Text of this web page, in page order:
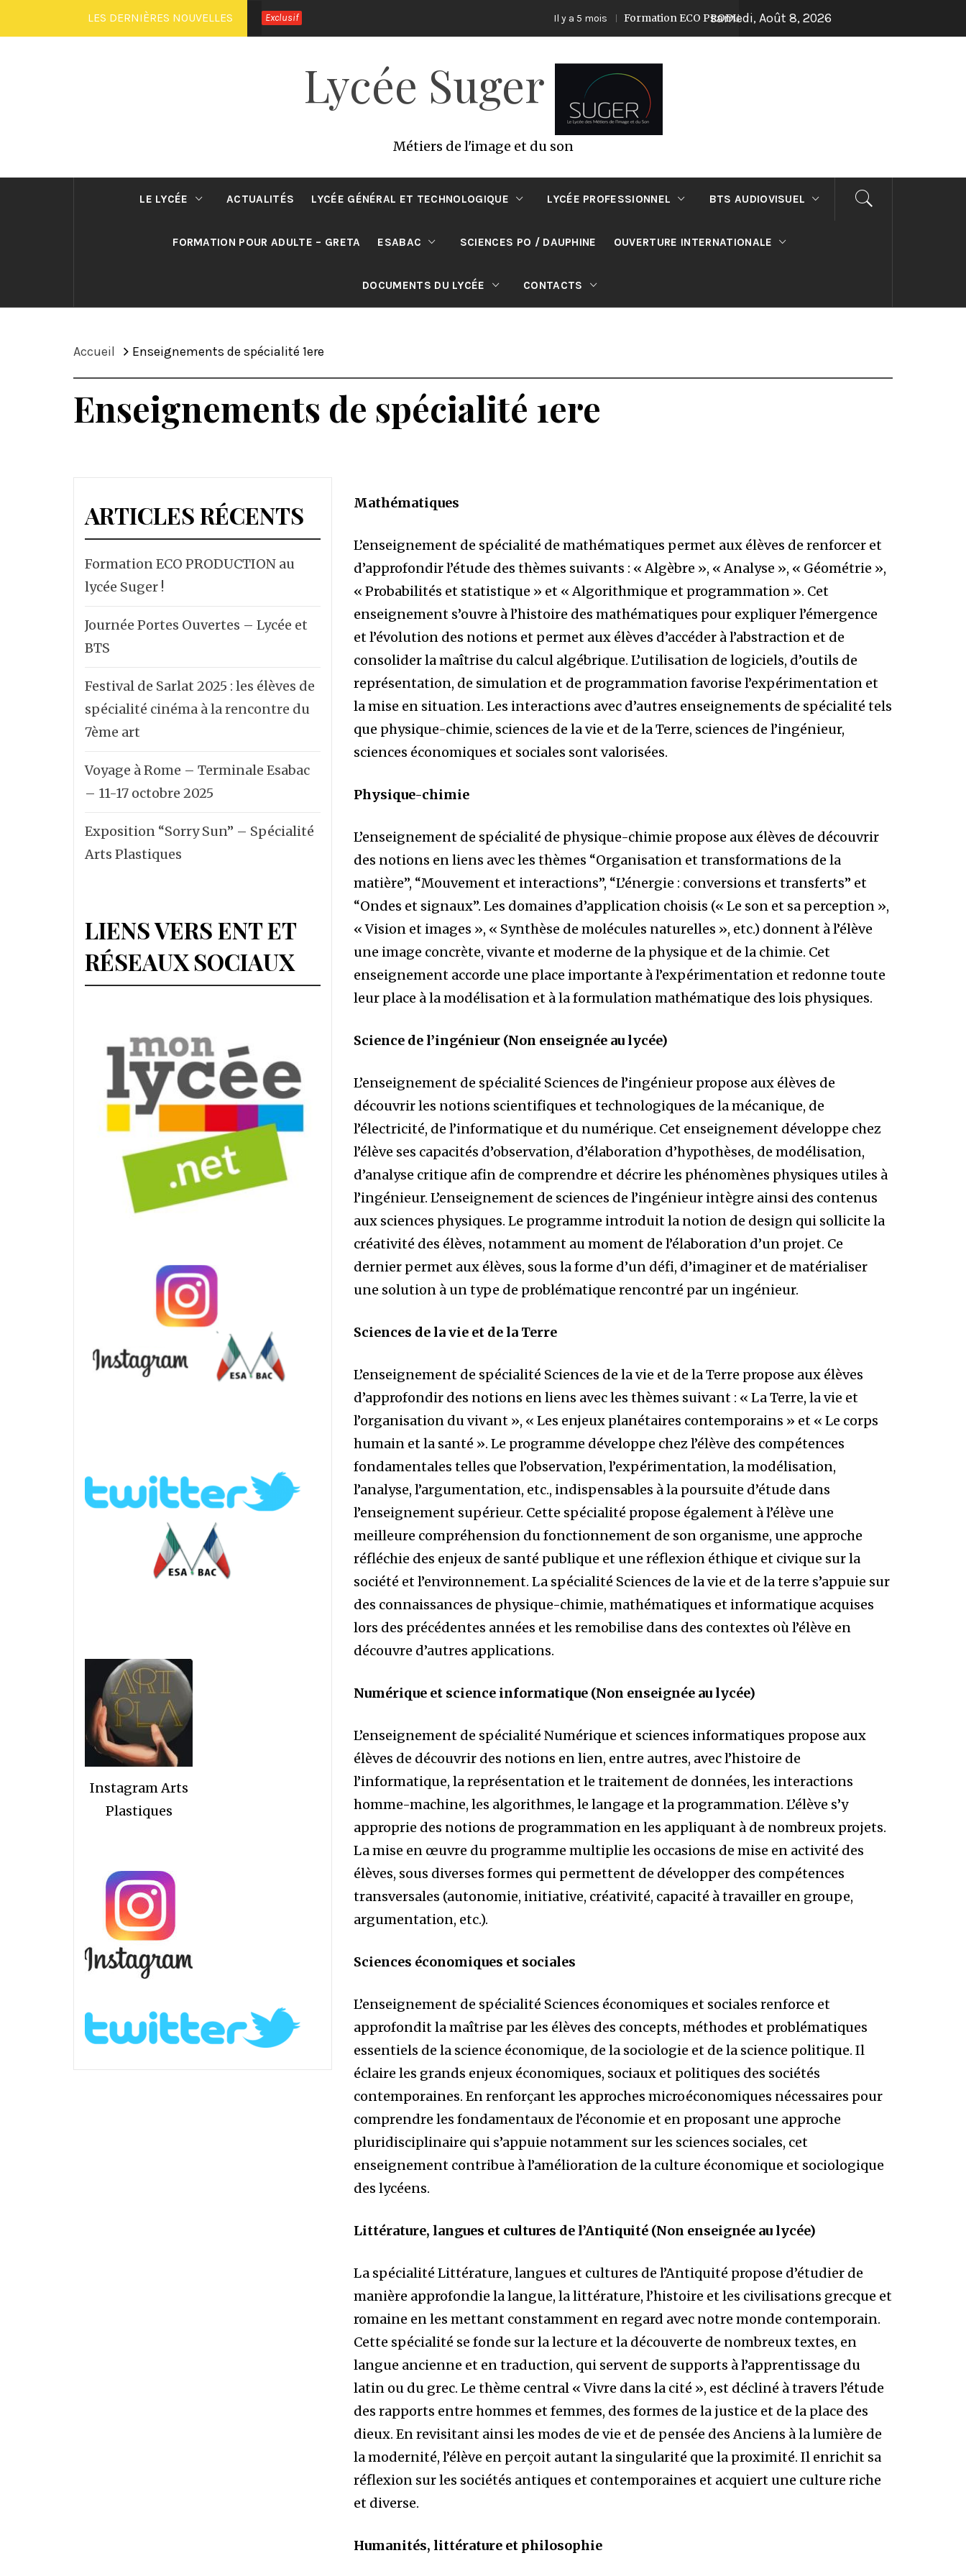
au
LES DERNIÈRES NOUVELLES Exclusif Il y a 5 mois Formation ECO PRODUCTION au lycée Suger !
samedi, Août 8, 2026
Lycée Suger
Métiers de l'image et du son
LE LYCÉE ACTUALITÉS LYCÉE GÉNÉRAL ET TECHNOLOGIQUE LYCÉE PROFESSIONNEL BTS AUDIOVISUEL
FORMATION POUR ADULTE – GRETA ESABAC SCIENCES PO / DAUPHINE OUVERTURE INTERNATIONALE
DOCUMENTS DU LYCÉE CONTACTS
Accueil Enseignements de spécialité 1ere
Enseignements de spécialité 1ere
Mathématiques
L’enseignement de spécialité de mathématiques permet aux élèves de renforcer et
d’approfondir l’étude des thèmes suivants : « Algèbre », « Analyse », « Géométrie »,
« Probabilités et statistique » et « Algorithmique et programmation ». Cet
enseignement s’ouvre à l’histoire des mathématiques pour expliquer l’émergence
et l’évolution des notions et permet aux élèves d’accéder à l’abstraction et de
consolider la maîtrise du calcul algébrique. L’utilisation de logiciels, d’outils de
représentation, de simulation et de programmation favorise l’expérimentation et
la mise en situation. Les interactions avec d’autres enseignements de spécialité tels
que physique-chimie, sciences de la vie et de la Terre, sciences de l’ingénieur,
sciences économiques et sociales sont valorisées.
Physique-chimie
L’enseignement de spécialité de physique-chimie propose aux élèves de découvrir
des notions en liens avec les thèmes “Organisation et transformations de la
matière”, “Mouvement et interactions”, “L’énergie : conversions et transferts” et
“Ondes et signaux”. Les domaines d’application choisis (« Le son et sa perception »,
« Vision et images », « Synthèse de molécules naturelles », etc.) donnent à l’élève
une image concrète, vivante et moderne de la physique et de la chimie. Cet
enseignement accorde une place importante à l’expérimentation et redonne toute
leur place à la modélisation et à la formulation mathématique des lois physiques.
Science de l’ingénieur (Non enseignée au lycée)
L’enseignement de spécialité Sciences de l’ingénieur propose aux élèves de
découvrir les notions scientifiques et technologiques de la mécanique, de
l’électricité, de l’informatique et du numérique. Cet enseignement développe chez
l’élève ses capacités d’observation, d’élaboration d’hypothèses, de modélisation,
d’analyse critique afin de comprendre et décrire les phénomènes physiques utiles à
l’ingénieur. L’enseignement de sciences de l’ingénieur intègre ainsi des contenus
aux sciences physiques. Le programme introduit la notion de design qui sollicite la
créativité des élèves, notamment au moment de l’élaboration d’un projet. Ce
dernier permet aux élèves, sous la forme d’un défi, d’imaginer et de matérialiser
une solution à un type de problématique rencontré par un ingénieur.
Sciences de la vie et de la Terre
L’enseignement de spécialité Sciences de la vie et de la Terre propose aux élèves
d’approfondir des notions en liens avec les thèmes suivant : « La Terre, la vie et
l’organisation du vivant », « Les enjeux planétaires contemporains » et « Le corps
humain et la santé ». Le programme développe chez l’élève des compétences
fondamentales telles que l’observation, l’expérimentation, la modélisation,
l’analyse, l’argumentation, etc., indispensables à la poursuite d’étude dans
l’enseignement supérieur. Cette spécialité propose également à l’élève une
meilleure compréhension du fonctionnement de son organisme, une approche
réfléchie des enjeux de santé publique et une réflexion éthique et civique sur la
société et l’environnement. La spécialité Sciences de la vie et de la terre s’appuie sur
des connaissances de physique-chimie, mathématiques et informatique acquises
lors des précédentes années et les remobilise dans des contextes où l’élève en
découvre d’autres applications.
Numérique et science informatique (Non enseignée au lycée)
L’enseignement de spécialité Numérique et sciences informatiques propose aux
élèves de découvrir des notions en lien, entre autres, avec l’histoire de
l’informatique, la représentation et le traitement de données, les interactions
homme-machine, les algorithmes, le langage et la programmation. L’élève s’y
approprie des notions de programmation en les appliquant à de nombreux projets.
La mise en œuvre du programme multiplie les occasions de mise en activité des
élèves, sous diverses formes qui permettent de développer des compétences
transversales (autonomie, initiative, créativité, capacité à travailler en groupe,
argumentation, etc.).
Sciences économiques et sociales
L’enseignement de spécialité Sciences économiques et sociales renforce et
approfondit la maîtrise par les élèves des concepts, méthodes et problématiques
essentiels de la science économique, de la sociologie et de la science politique. Il
éclaire les grands enjeux économiques, sociaux et politiques des sociétés
contemporaines. En renforçant les approches microéconomiques nécessaires pour
comprendre les fondamentaux de l’économie et en proposant une approche
pluridisciplinaire qui s’appuie notamment sur les sciences sociales, cet
enseignement contribue à l’amélioration de la culture économique et sociologique
des lycéens.
Littérature, langues et cultures de l’Antiquité (Non enseignée au lycée)
La spécialité Littérature, langues et cultures de l’Antiquité propose d’étudier de
manière approfondie la langue, la littérature, l’histoire et les civilisations grecque et
romaine en les mettant constamment en regard avec notre monde contemporain.
Cette spécialité se fonde sur la lecture et la découverte de nombreux textes, en
langue ancienne et en traduction, qui servent de supports à l’apprentissage du
latin ou du grec. Le thème central « Vivre dans la cité », est décliné à travers l’étude
des rapports entre hommes et femmes, des formes de la justice et de la place des
dieux. En revisitant ainsi les modes de vie et de pensée des Anciens à la lumière de
la modernité, l’élève en perçoit autant la singularité que la proximité. Il enrichit sa
réflexion sur les sociétés antiques et contemporaines et acquiert une culture riche
et diverse.
Humanités, littérature et philosophie
ARTICLES RÉCENTS
Formation ECO PRODUCTION au
lycée Suger !
Journée Portes Ouvertes – Lycée et
BTS
Festival de Sarlat 2025 : les élèves de
spécialité cinéma à la rencontre du
7ème art
Voyage à Rome – Terminale Esabac
– 11-17 octobre 2025
Exposition “Sorry Sun” – Spécialité
Arts Plastiques
LIENS VERS ENT ET
RÉSEAUX SOCIAUX
Instagram Arts
Plastiques